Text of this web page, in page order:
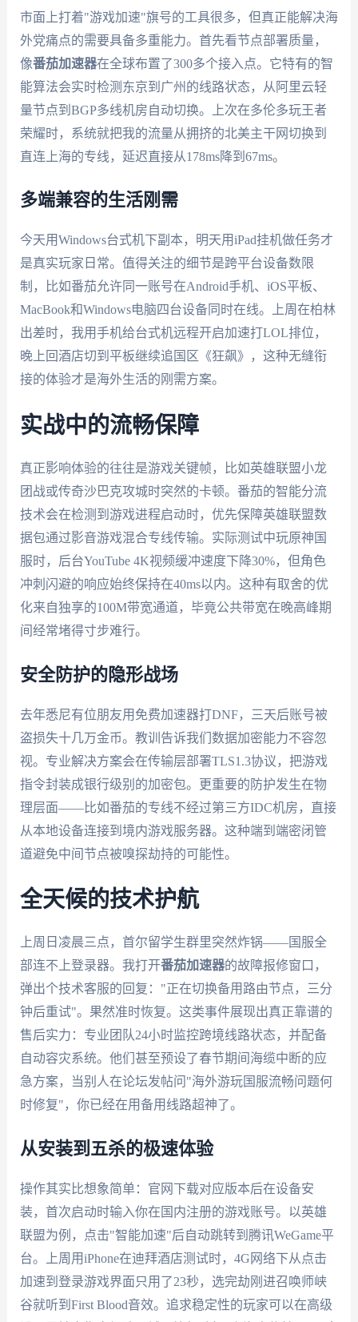
市面上打着"游戏加速"旗号的工具很多，但真正能解决海
外党痛点的需要具备多重能力。首先看节点部署质量，
像番茄加速器在全球布置了300多个接入点。它特有的智
能算法会实时检测东京到广州的线路状态，从阿里云轻
量节点到BGP多线机房自动切换。上次在多伦多玩王者
荣耀时，系统就把我的流量从拥挤的北美主干网切换到
直连上海的专线，延迟直接从178ms降到67ms。
多端兼容的生活刚需
今天用Windows台式机下副本，明天用iPad挂机做任务才
是真实玩家日常。值得关注的细节是跨平台设备数限
制，比如番茄允许同一账号在Android手机、iOS平板、
MacBook和Windows电脑四台设备同时在线。上周在柏林
出差时，我用手机给台式机远程开启加速打LOL排位，
晚上回酒店切到平板继续追国区《狂飙》，这种无缝衔
接的体验才是海外生活的刚需方案。
实战中的流畅保障
真正影响体验的往往是游戏关键帧，比如英雄联盟小龙
团战或传奇沙巴克攻城时突然的卡顿。番茄的智能分流
技术会在检测到游戏进程启动时，优先保障英雄联盟数
据包通过影音游戏混合专线传输。实际测试中玩原神国
服时，后台YouTube 4K视频缓冲速度下降30%，但角色
冲刺闪避的响应始终保持在40ms以内。这种有取舍的优
化来自独享的100M带宽通道，毕竟公共带宽在晚高峰期
间经常堵得寸步难行。
安全防护的隐形战场
去年悉尼有位朋友用免费加速器打DNF，三天后账号被
盗损失十几万金币。教训告诉我们数据加密能力不容忽
视。专业解决方案会在传输层部署TLS1.3协议，把游戏
指令封装成银行级别的加密包。更重要的防护发生在物
理层面——比如番茄的专线不经过第三方IDC机房，直接
从本地设备连接到境内游戏服务器。这种端到端密闭管
道避免中间节点被嗅探劫持的可能性。
全天候的技术护航
上周日凌晨三点，首尔留学生群里突然炸锅——国服全
部连不上登录器。我打开番茄加速器的故障报修窗口，
弹出个技术客服的回复："正在切换备用路由节点，三分
钟后重试"。果然准时恢复。这类事件展现出真正靠谱的
售后实力：专业团队24小时监控跨境线路状态，并配备
自动容灾系统。他们甚至预设了春节期间海缆中断的应
急方案，当别人在论坛发帖问"海外游玩国服流畅问题何
时修复"，你已经在用备用线路超神了。
从安装到五杀的极速体验
操作其实比想象简单：官网下载对应版本后在设备安
装，首次启动时输入你在国内注册的游戏账号。以英雄
联盟为例，点击"智能加速"后自动跳转到腾讯WeGame平
台。上周用iPhone在迪拜酒店测试时，4G网络下从点击
加速到登录游戏界面只用了23秒，选完劫刚进召唤师峡
谷就听到First Blood音效。追求稳定性的玩家可以在高级